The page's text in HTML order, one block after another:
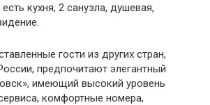
кухня, 2 санузла, душевая,
гости из других стран,
предпочитают элегантный
имеющий высокий уровень
комфортные номера,